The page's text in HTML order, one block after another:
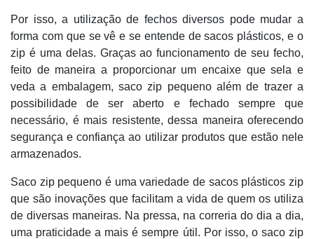
Por isso, a utilização de fechos diversos pode mudar a
forma com que se vê e se entende de sacos plásticos, e o
zip é uma delas. Graças ao funcionamento de seu fecho,
feito de maneira a proporcionar um encaixe que sela e
veda a embalagem, saco zip pequeno além de trazer a
possibilidade de ser aberto e fechado sempre que
necessário, é mais resistente, dessa maneira oferecendo
segurança e confiança ao utilizar produtos que estão nele
armazenados.
Saco zip pequeno é uma variedade de sacos plásticos zip
que são inovações que facilitam a vida de quem os utiliza
de diversas maneiras. Na pressa, na correria do dia a dia,
uma praticidade a mais é sempre útil. Por isso, o saco zip